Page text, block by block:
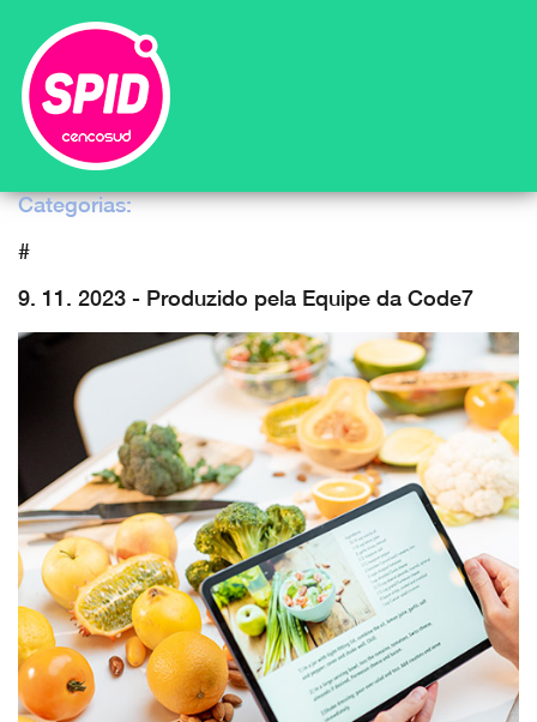
Categorias:
#
9. 11. 2023 - Produzido pela Equipe da Code7